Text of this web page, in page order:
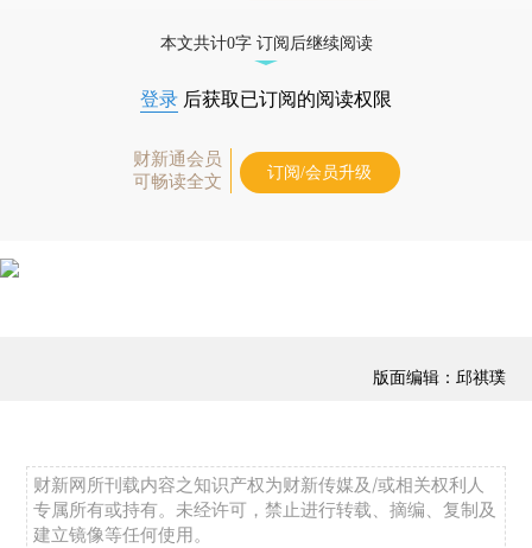
本文共计0字 订阅后继续阅读
登录 后获取已订阅的阅读权限
财新通会员
可畅读全文
订阅/会员升级
版面编辑：邱祺璞
财新网所刊载内容之知识产权为财新传媒及/或相关权利人
专属所有或持有。未经许可，禁止进行转载、摘编、复制及
建立镜像等任何使用。